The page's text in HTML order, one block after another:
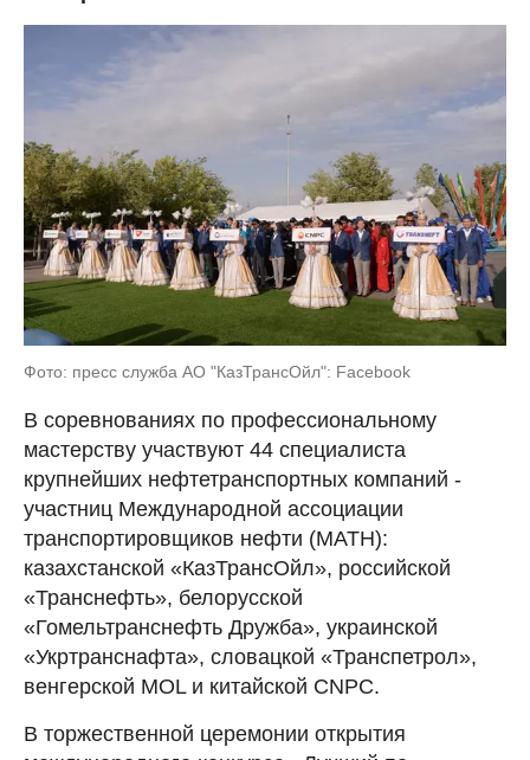
Фото: пресс служба АО "КазТрансОйл": Facebook
В соревнованиях по профессиональному
мастерству участвуют 44 специалиста
крупнейших нефтетранспортных компаний -
участниц Международной ассоциации
транспортировщиков нефти (МАТН):
казахстанской «КазТрансОйл», российской
«Транснефть», белорусской
«Гомельтранснефть Дружба», украинской
«Укртранснафта», словацкой «Транспетрол»,
венгерской MOL и китайской CNPC.
В торжественной церемонии открытия